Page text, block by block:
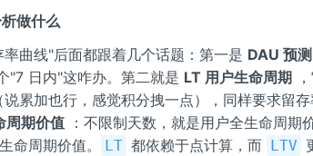
做什么
曲线"后面都跟着几个话题：第一是 DAU 预测
"7 日内"这咋办。第二就是 LT 用户生命周期
累加也行，感觉积分拽一点），同样要求留
周期价值 ：不限制天数，就是用户全生命周期
命周期价值。
LT 都依赖于点计算，而 LTV